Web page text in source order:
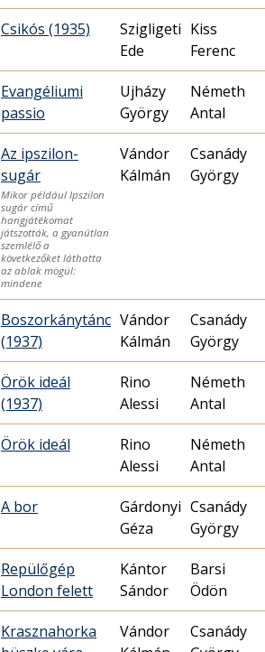
Csikós (1935)
Szigligeti
Ede
Kiss
Ferenc
Evangéliumi
passio
Ujházy
György
Németh
Antal
Az ipszilon-
sugár
Mikor például Ipszilon
sugár című
hangjátékomat
játszották, a gyanútlan
szemlélő a
következőket láthatta
az ablak mögül:
mindene
Vándor
Kálmán
Csanády
György
Boszorkánytánc
(1937)
Vándor
Kálmán
Csanády
György
Örök ideál
(1937)
Rino
Alessi
Németh
Antal
Örök ideál
Rino
Alessi
Németh
Antal
A bor
Gárdonyi
Géza
Csanády
György
Repülőgép
London felett
Kántor
Sándor
Barsi
Ödön
Krasznahorka
Vándor
Csanády